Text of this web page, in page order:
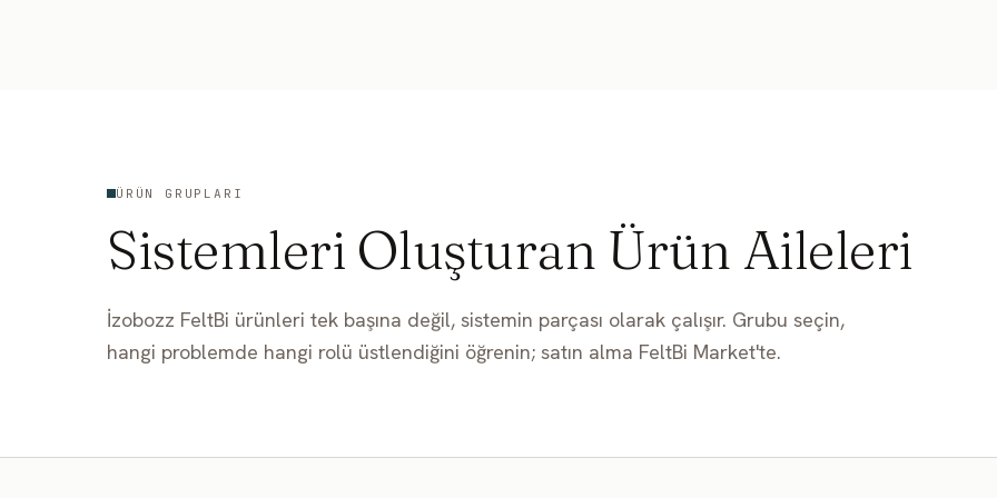
ÜRÜN GRUPLARI
Sistemleri Oluşturan Ürün Aileleri
İzobozz FeltBi ürünleri tek başına değil, sistemin parçası olarak çalışır. Grubu seçin,
hangi problemde hangi rolü üstlendiğini öğrenin; satın alma FeltBi Market'te.